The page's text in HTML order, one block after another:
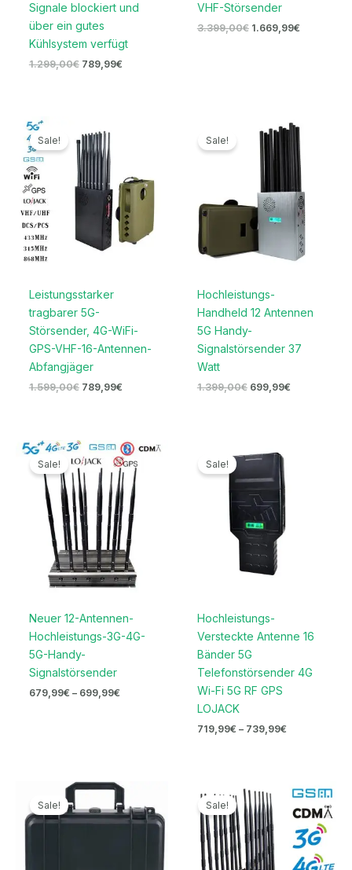
Signale blockiert und
über ein gutes
Kühlsystem verfügt
1.299,00€ 789,99€
VHF-Störsender
3.399,00€ 1.669,99€
Sale!
Leistungsstarker
tragbarer 5G-
Störsender, 4G-WiFi-
GPS-VHF-16-Antennen-
Abfangjäger
1.599,00€
Preis
war:
1.599,00€
789,99€
Sale!
Hochleistungs-
Handheld 12 Antennen
5G Handy-
Signalstörsender 37
Watt
1.399,00€
Ursprünglicher
Preis
war:
1.399,00€
699,99€
Aktueller
Preis
ist:
699,99€.
Sale!
Neuer 12-Antennen-
Hochleistungs-3G-4G-
5G-Handy-
Signalstörsender
679,99€ – 699,99€
Preisspanne:
679,99€
bis
699,99€
Sale!
Hochleistungs-
Versteckte Antenne 16
Bänder 5G
Telefonstörsender 4G
Wi-Fi 5G RF GPS
LOJACK
719,99€ – 739,99€
Sale!
Ursprünglicher
war:
4.699,00€
ist:
2.399,99€.
Sale!
Ursprünglicher
Preis
war:
1.999,00€
Aktueller
Preis
ist:
999,99€.